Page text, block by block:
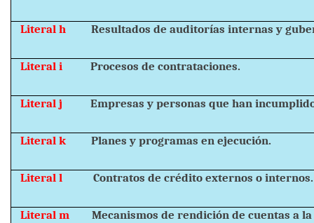
Literal h Resultados de auditorías internas y
Literal i Procesos de contrataciones.
Literal j Empresas y personas que han
Literal k Planes y programas en ejecución.
Literal l Contratos de crédito externos o internos.
Literal m Mecanismos de rendición de cuentas a